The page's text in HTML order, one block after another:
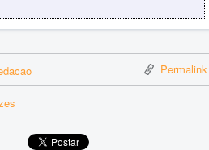
Permalink